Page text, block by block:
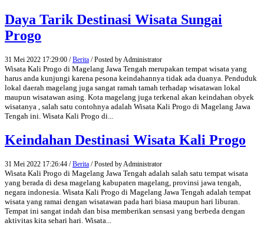
Daya Tarik Destinasi Wisata Sungai
Progo
31 Mei 2022 17:29:00 /Berita / Posted by Administrator
Wisata Kali Progo di Magelang Jawa Tengah merupakan tempat wisata yang
harus anda kunjungi karena pesona keindahannya tidak ada duanya. Penduduk
lokal daerah magelang juga sangat ramah tamah terhadap wisatawan lokal
maupun wisatawan asing. Kota magelang juga terkenal akan keindahan obyek
wisatanya , salah satu contohnya adalah Wisata Kali Progo di Magelang Jawa
Tengah ini. Wisata Kali Progo di...
Keindahan Destinasi Wisata Kali Progo
31 Mei 2022 17:26:44 /Berita / Posted by Administrator
Wisata Kali Progo di Magelang Jawa Tengah adalah salah satu tempat wisata
yang berada di desa magelang kabupaten magelang, provinsi jawa tengah,
negara indonesia. Wisata Kali Progo di Magelang Jawa Tengah adalah tempat
wisata yang ramai dengan wisatawan pada hari biasa maupun hari liburan.
Tempat ini sangat indah dan bisa memberikan sensasi yang berbeda dengan
aktivitas kita sehari hari. Wisata...